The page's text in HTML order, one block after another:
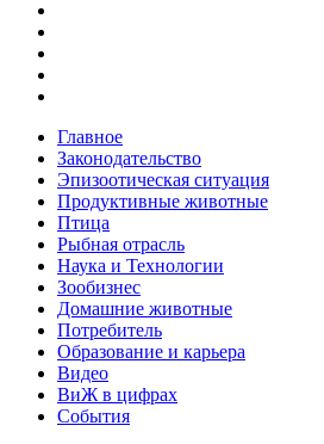
Главное
Законодательство
Эпизоотическая ситуация
Продуктивные животные
Птица
Рыбная отрасль
Наука и Технологии
Зообизнес
Домашние животные
Потребитель
Образование и карьера
Видео
ВиЖ в цифрах
События